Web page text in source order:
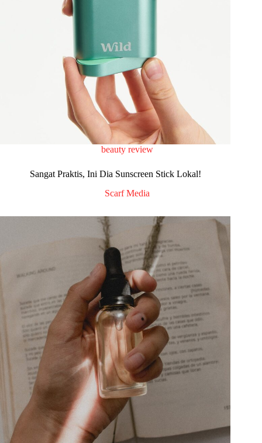
beauty review
Sangat Praktis, Ini Dia Sunscreen Stick Lokal!
Scarf Media